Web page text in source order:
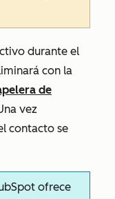
durante el
con la
de
vez
contacto se
ofrece